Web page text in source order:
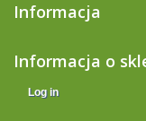
Informacja
Informacja o
Log in